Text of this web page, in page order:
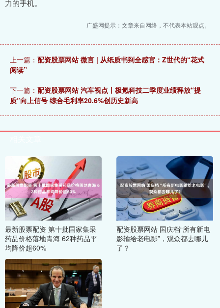
力的手机。
广盛网提示：文章来自网络，不代表本站观点。
上一篇： 配资股票网站 微言 | 从纸质书到全感官：Z世代的“花式
阅读”
下一篇： 配资股票网站 汽车视点丨极氪科技二季度业绩释放“提
质”向上信号 综合毛利率20.6%创历史新高
最新股票配资 第十批国家集采
药品价格落地青海 62种药品平
均降价超60%
配资股票网站 国庆档“所有新电
影输给老电影”，观众都去哪儿
了？